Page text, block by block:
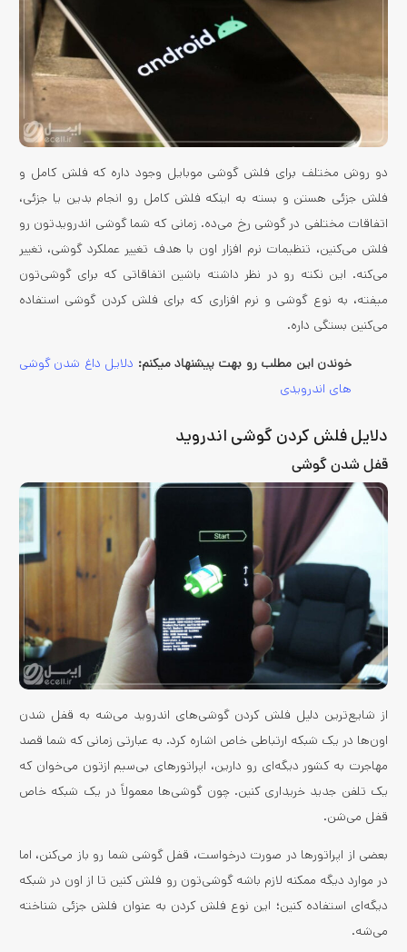
دو روش مختلف برای فلش گوشی موبایل وجود داره که فلش کامل و
فلش جزئی هستن و بسته به اینکه فلش کامل رو انجام بدین یا جزئی،
اتفاقات مختلفی در گوشی رخ می‌ده. زمانی که شما گوشی اندرویدتون رو
فلش می‌کنین، تنظیمات نرم افزار اون با هدف تغییر عملکرد گوشی، تغییر
می‌کنه. این نکته رو در نظر داشته باشین اتفاقاتی که برای گوشی‌تون
میفته، به نوع گوشی و نرم افزاری که برای فلش کردن گوشی استفاده
می‌کنین بستگی داره.
خوندن این مطلب رو بهت پیشنهاد میکنم: دلایل داغ شدن گوشی
های اندرویدی
دلایل فلش کردن گوشی اندروید
قفل شدن گوشی
از شایع‌ترین دلیل فلش کردن گوشی‌های اندروید می‌شه به قفل شدن
اون‌ها در یک شبکه ارتباطی خاص اشاره کرد. به‌ عبارتی زمانی که شما قصد
مهاجرت به کشور دیگه‌ای رو دارین، اپراتورهای بی‌سیم ازتون می‌خوان که
یک تلفن جدید خریداری کنین. چون گوشی‌ها معمولاً در یک شبکه خاص
قفل می‌شن.
بعضی از اپراتورها در صورت درخواست، قفل گوشی شما رو باز می‌کنن، اما
در موارد دیگه ممکنه لازم باشه گوشی‌تون رو فلش کنین تا از اون در شبکه
دیگه‌ای استفاده کنین؛ این نوع فلش کردن به‌ عنوان فلش جزئی شناخته
می‌شه.